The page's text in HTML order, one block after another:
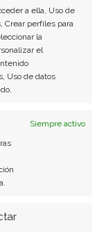
a ella, Uso de
Crear perfiles para
la
el
Uso de datos
Siempre activo
y
8 años de
artificial,